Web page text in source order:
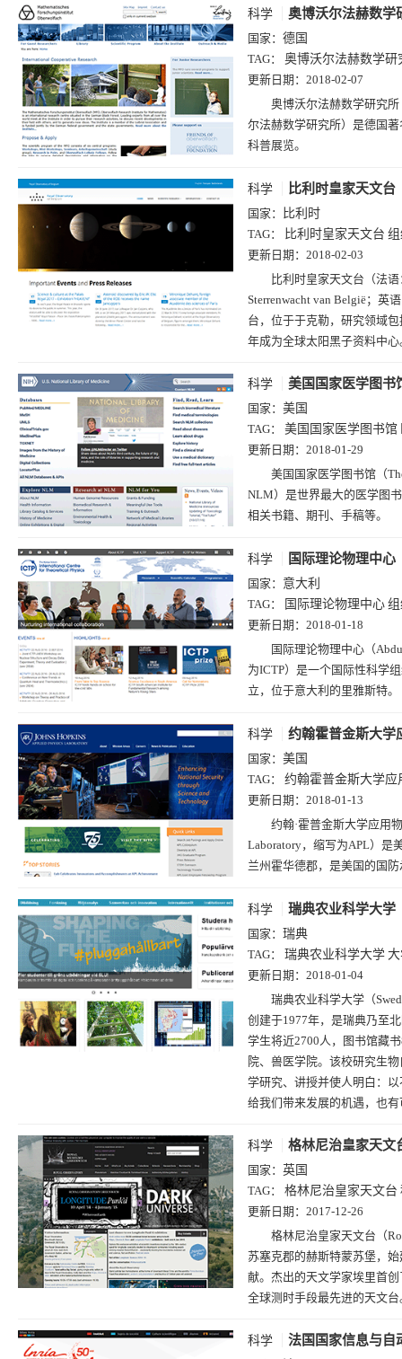
科学 奥博沃尔法赫数学
国家： 德国
TAG： 奥博沃尔法赫数学研
更新日期： 2018-02-07
奥博沃尔法赫数学研究所
尔法赫数学研究所）是德国
科普展览。
科学 比利时皇家天文台
国家：
比利时
TAG：
比利时皇家天文台
更新日期： 2018-02-03
比利时皇家天文台（法
Sterrenwacht van België；英
台，位于于克勒，研究领域
年成为全球太阳黑子资料中心
科学 美国国家医学图书
国家： 美国
TAG： 美国国家医学图书馆
更新日期： 2018-01-29
美国国家医学图书馆（
NLM）是世界最大的医学图
相关书籍、期刊、手稿等。
科学 国际理论物理中心
国家： 意大利
TAG：
国际理论物理中心
更新日期： 2018-01-18
国际理论物理中心（
为ICTP）是一个国际性科学
立，位于意大利的里雅斯特。
科学 约翰霍普金斯大学
国家： 美国
TAG： 约翰霍普金斯大学应
更新日期： 2018-01-13
约翰·霍普金斯大学应用
Laboratory，缩写为APL）是
兰州霍华德郡，是美国的国
科学 瑞典农业科学大学
国家： 瑞典
TAG： 瑞典农业科学大学
更新日期： 2018-01-04
瑞典农业科学大学（
创建于1977年，是瑞典乃至
学生将近2700人，图书馆藏
院、兽医学院。该校研究生
学研究、讲授并使人明白：
给我们带来发展的机遇，也
科学 格林尼治皇家天文
国家： 英国
TAG： 格林尼治皇家天文台
更新日期： 2017-12-26
格林尼治皇家天文台（
苏塞克郡的赫斯特蒙苏堡，
献。杰出的天文学家埃里首
全球测时手段最先进的天文台
科学 法国国家信息与自